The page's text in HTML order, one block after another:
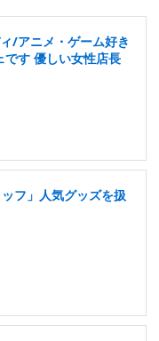
/アニメ・ゲーム好き
です 優しい女性店長
フ」人気グッズを扱